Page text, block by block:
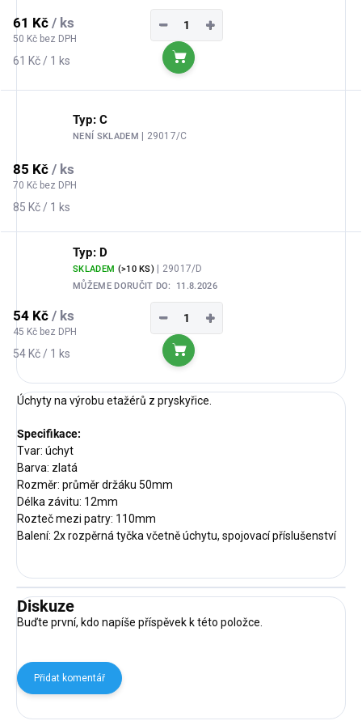
61 Kč / ks
50 Kč bez DPH
Měrná
61 Kč / 1 ks
+
−
Do košíku
Typ: C
NENÍ SKLADEM | 29017/C
85 Kč / ks
70 Kč bez DPH
Měrná
85 Kč / 1 ks
Typ: D
SKLADEM (>10 KS) | 29017/D
MŮŽEME DORUČIT DO: 11.8.2026
54 Kč / ks
45 Kč bez DPH
Měrná
54 Kč / 1 ks
+
−
Do košíku
Úchyty na výrobu etažérů z pryskyřice.
Specifikace:
Tvar: úchyt
Barva: zlatá
Rozměr: průměr držáku 50mm
Délka závitu: 12mm
Rozteč mezi patry: 110mm
Balení: 2x rozpěrná tyčka včetně úchytu, spojovací příslušenství
Diskuze
Buďte první, kdo napíše příspěvek k této položce.
Přidat komentář